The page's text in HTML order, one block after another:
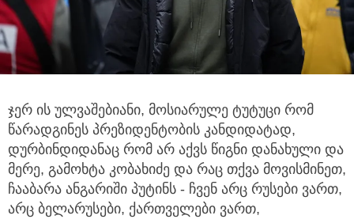
ჯერ ის ულვაშებიანი, მოსიარულე ტუტუცი რომ
წარადგინეს პრეზიდენტობის კანდიდატად,
დურბინდიდანაც რომ არ აქვს წიგნი დანახული და
მერე, გამოხტა კობახიძე და რაც თქვა მოვისმინეთ,
ჩააბარა ანგარიში პუტინს - ჩვენ არც რუსები ვართ,
არც ბელარუსები, ქართველები ვართ,